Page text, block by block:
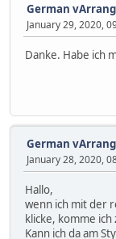
German
January 29, 2020,
Danke. Habe ich
German
January 28, 2020,
Hallo,
wenn ich mit der
klicke, komme ich
Kann ich da am